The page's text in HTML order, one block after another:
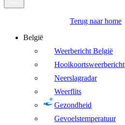
Terug naar home
België
Weerbericht België
Hooikoortsweerbericht
Neerslagradar
Weerflits
Gezondheid
Gevoelstemperatuur